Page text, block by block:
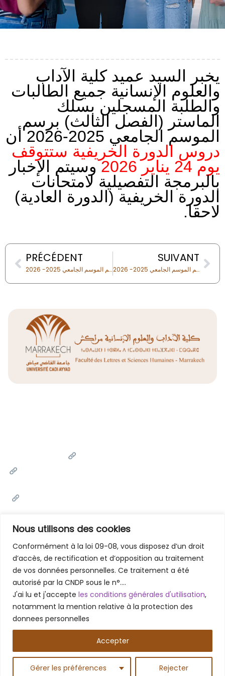
Nous utilisons des cookies
Conformément à la loi 09-08, vous disposez d’un droit
d’accès, de rectification et d’opposition au traitement
de vos données personnelles. Ce traitement a été
autorisé par la CNDP sous le n°….
J'ai lu et j'accepte les conditions générales d'utilisation,
notamment la mention relative à la protection des
donnees personnelles
Gérer les préférences Rejecter
Accepter
يخبر السيد عميد كلية الآداب
والعلوم الإنسانية جميع الطالبات
والطلبة المسجلين بسلك
الماستر (الفصل الثالث) برسم
الموسم الجامعي 2025-2026 أن
دروس الدورة الخريفية ستتوقف
يوم 24 يناير 2026
وسيتم الإخبار
بالبرمجة التفصيلية لامتحانات
الدورة الخريفية (الدورة العادية)
لاحقا.
PrevPRÉCÉDENT
البرمجة التفصيلية لامتحانات الدورة الخريفية – الدورة الاستدراكية برسم الموسم الجامعي 2025- 2026
SUIVANT
البرمجة التفصيلية لامتحانات الدورة العادية للفصل الثالث من سلك الماستر برسم الموسم الجامعي 2025- 2026
Portail National de Maroc
Contactez-Nous
Faculté des Lettres et des Sciences Humaines - Marrakech
Rue Amarchich, Marrakesh 40000
05 24 31 20 31 / 05 24 31 48 61
Copyright © 2026 – Faculté des Lettres et des Sciences
Humaines Marrakech